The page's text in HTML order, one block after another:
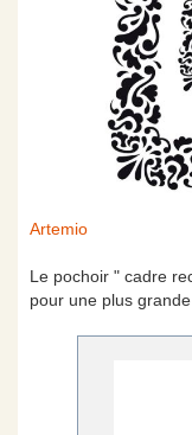
Artemio
Le pochoir " cadre
pour une plus grande
Skip
the
beginning